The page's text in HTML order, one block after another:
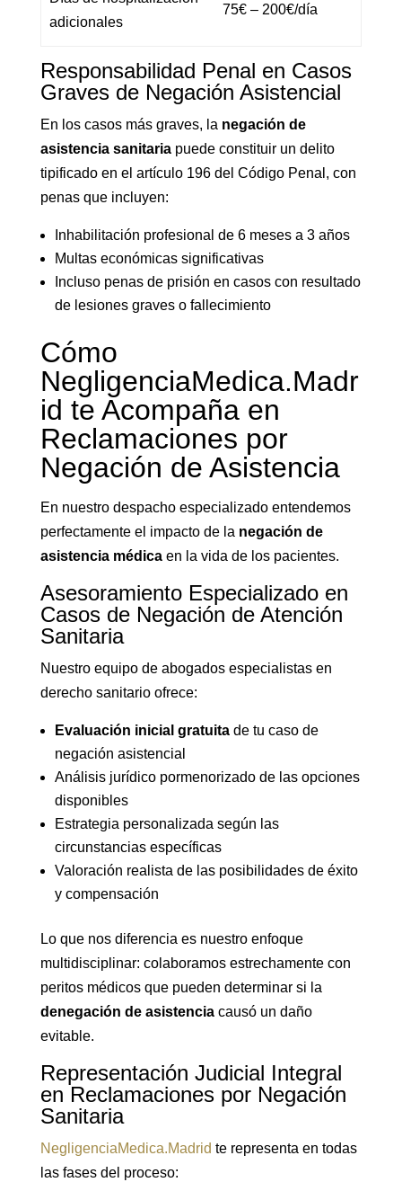
adicionales
75€ – 200€/día
Responsabilidad Penal en Casos
Graves de Negación Asistencial
En los casos más graves, la negación de
asistencia sanitariapuede constituir un delito
tipificado en el artículo 196 del Código Penal, con
penas que incluyen:
Inhabilitación profesional de 6 meses a 3 años
Multas económicas significativas
Incluso penas de prisión en casos con resultado
de lesiones graves o fallecimiento
Cómo
NegligenciaMedica.Madr
id te Acompaña en
Reclamaciones por
Negación de Asistencia
En nuestro despacho especializado entendemos
perfectamente el impacto de la negación de
asistencia médicaen la vida de los pacientes.
Asesoramiento Especializado en
Casos de Negación de Atención
Sanitaria
Nuestro equipo de abogados especialistas en
derecho sanitario ofrece:
Evaluación inicial gratuitade tu caso de
negación asistencial
Análisis jurídico pormenorizado de las opciones
disponibles
Estrategia personalizada según las
circunstancias específicas
Valoración realista de las posibilidades de éxito
y compensación
Lo que nos diferencia es nuestro enfoque
multidisciplinar: colaboramos estrechamente con
peritos médicos que pueden determinar si la
denegación de asistenciacausó un daño
evitable.
Representación Judicial Integral
en Reclamaciones por Negación
Sanitaria
NegligenciaMedica.Madrid te representa en todas
las fases del proceso: